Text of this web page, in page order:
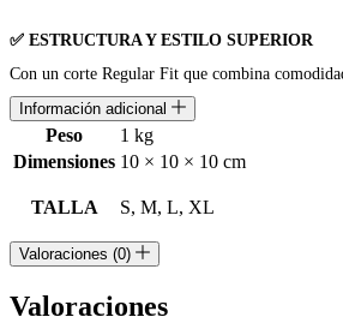
✅ ESTRUCTURA Y ESTILO SUPERIOR
Con un corte Regular Fit que combina
Información adicional
Peso
1 kg
Dimensiones 10 × 10 × 10 cm
TALLA S, M, L, XL
Valoraciones (0)
Valoraciones